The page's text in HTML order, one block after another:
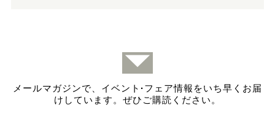
メールマガジンで、イベント ·フェア情報をいち早くお届
けしています。ぜひご購読ください。